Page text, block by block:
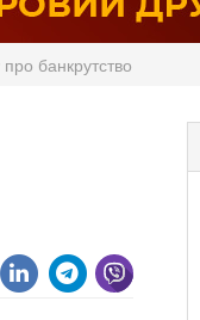
банкрутство